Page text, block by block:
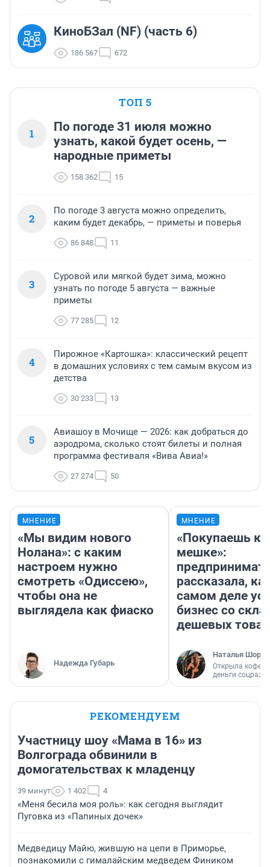
КиноБЗал (NF) (часть 6)
186 567 672
ТОП 5
1
По погоде 31 июля можно
узнать, какой будет осень, —
народные приметы
158 362 15
2
По погоде 3 августа можно определить,
каким будет декабрь, — приметы и поверья
86 848 11
3
Суровой или мягкой будет зима, можно
узнать по погоде 5 августа — важные
приметы
77 285 12
4
Пирожное «Картошка»: классический рецепт
в домашних условиях с тем самым вкусом из
детства
30 233 13
5
Авиашоу в Мочище — 2026: как добраться до
аэродрома, сколько стоят билеты и полная
программа фестиваля «Вива Авиа!»
27 274 50
МНЕНИЕ
«Мы видим нового
Нолана»: с каким
настроем нужно
смотреть «Одиссею»,
чтобы она не
выглядела как фиаско
Надежда Губарь
МНЕНИЕ
«Покупаешь
мешке»:
рассказала,
самом деле
бизнес со
дешевых
Наталья
Открыла
деньги
РЕКОМЕНДУЕМ
Участницу шоу «Мама в 16» из
Волгограда обвинили в
домогательствах к младенцу
39 минут 1 402 4
«Меня бесила моя роль»: как сегодня выглядит
Пуговка из «Папиных дочек»
Медведицу Майю, жившую на цепи в Приморье,
познакомили с гималайским медведем Фиником